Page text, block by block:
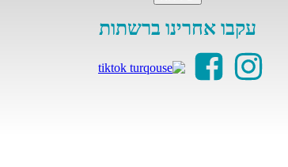
עקבו אחרינו ברשתות